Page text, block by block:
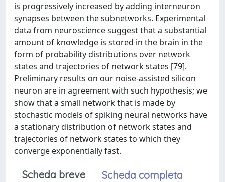
is progressively increased by adding interneuron
synapses between the subnetworks. Experimental
data from neuroscience suggest that a substantial
amount of knowledge is stored in the brain in the
form of probability distributions over network
states and trajectories of network states [79].
Preliminary results on our noise-assisted silicon
neuron are in agreement with such hypothesis; we
show that a small network that is made by
stochastic models of spiking neural networks have
a stationary distribution of network states and
trajectories of network states to which they
converge exponentially fast.
Scheda breve Scheda completa